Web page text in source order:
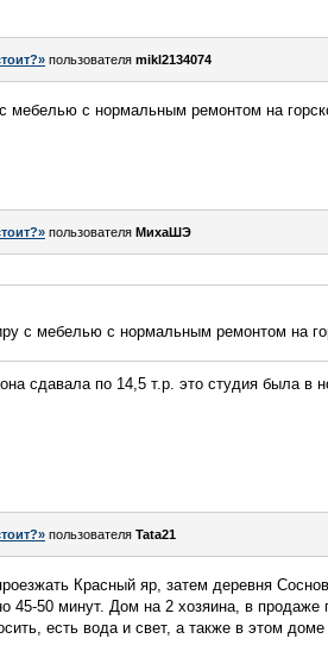
пользователя mikl2134074
мебелью с нормальным ремонтом на
пользователя МихаШЭ
с мебелью с нормальным ремонтом на
сдавала по 14,5 т.р. это студия была
пользователя Tata21
Красный яр, затем деревня
45-50 минут. Дом на 2 хозяина, в продаже
есть вода и свет, а также в этом